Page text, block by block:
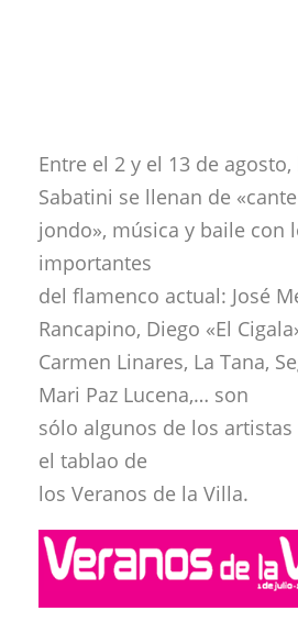
Entre el 2 y el 13 de
Sabatini se llenan de «cante
jondo», música y baile con
importantes
del flamenco actual: José
Rancapino, Diego «El
Carmen Linares, La Tana,
Mari Paz Lucena,… son
sólo algunos de los
el tablao de
los Veranos de la Villa.